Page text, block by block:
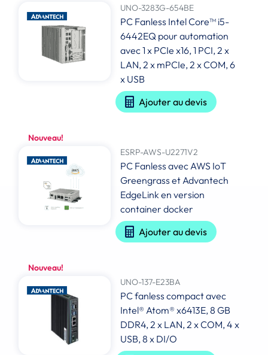
UNO-3283G-654BE
PC Fanless Intel Core™ i5-
6442EQ pour automation
avec 1 x PCIe x16, 1 PCI, 2 x
LAN, 2 x mPCIe, 2 x COM, 6
x USB
Ajouter au devis
Nouveau!
ESRP-AWS-U2271V2
PC Fanless avec AWS IoT
Greengrass et Advantech
EdgeLink en version
container docker
Ajouter au devis
Nouveau!
UNO-137-E23BA
PC fanless compact avec
Intel® Atom® x6413E, 8 GB
DDR4, 2 x LAN, 2 x COM, 4 x
USB, 8 x DI/O